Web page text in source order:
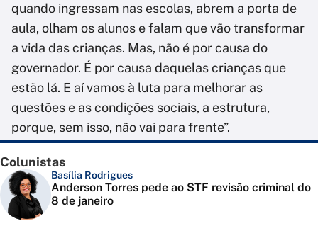
quando ingressam nas escolas, abrem a porta de
aula, olham os alunos e falam que vão transformar
a vida das crianças. Mas, não é por causa do
governador. É por causa daquelas crianças que
estão lá. E aí vamos à luta para melhorar as
questões e as condições sociais, a estrutura,
porque, sem isso, não vai para frente”.
Colunistas
Basília Rodrigues
Anderson Torres pede ao STF revisão criminal do
8 de janeiro